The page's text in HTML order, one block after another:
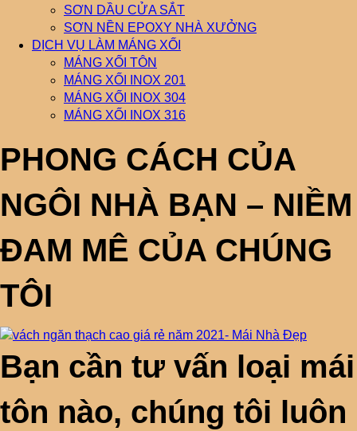
SƠN DẦU CỬA SẮT
SƠN NỀN EPOXY NHÀ XƯỞNG
DỊCH VỤ LÀM MÁNG XỐI
MÁNG XỐI TÔN
MÁNG XỐI INOX 201
MÁNG XỐI INOX 304
MÁNG XỐI INOX 316
PHONG CÁCH CỦA
NGÔI NHÀ BẠN – NIỀM
ĐAM MÊ CỦA CHÚNG
TÔI
Bạn cần tư vấn loại mái
tôn nào, chúng tôi luôn